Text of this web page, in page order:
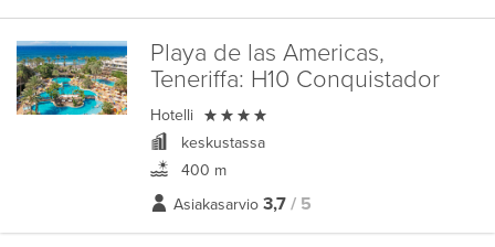
Playa de las Americas,
Teneriffa: H10 Conquistador
Hotelli 
keskustassa
400 m
Asiakasarvio 3,7 / 5